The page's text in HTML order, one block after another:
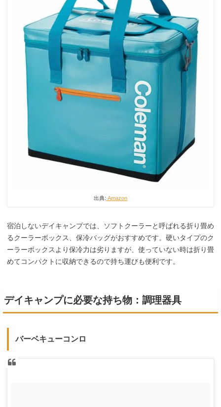
出典: Amazon
宿泊しないデイキャンプでは、ソフトクーラーと呼ばれる折り畳め
るクーラーボックス、保冷バッグがおすすめです。硬いタイプのク
ーラーボックスより保冷力は劣りますが、使っていない時は折り畳
めてコンパクトに収納できるので持ち運びも便利です。
デイキャンプに必要な持ち物：調理器具
バーベキューコンロ